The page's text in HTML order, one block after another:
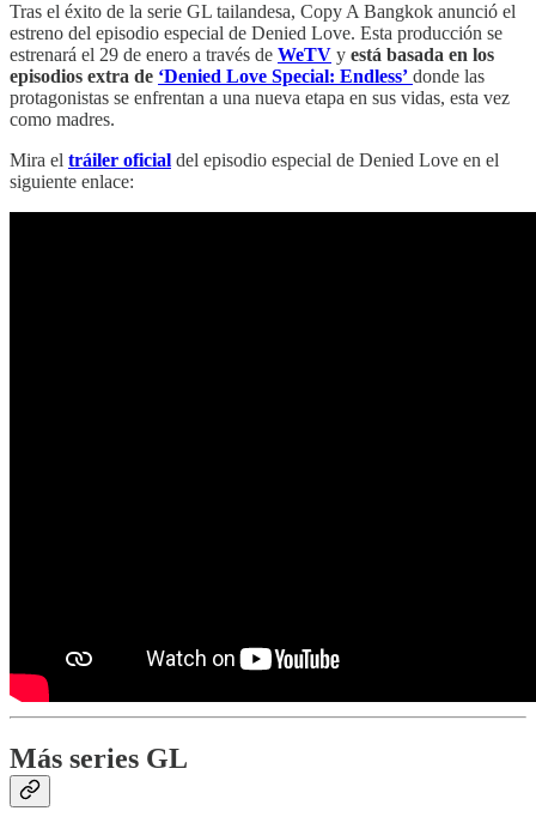
Tras el éxito de la serie GL tailandesa, Copy A Bangkok anunció el
estreno del episodio especial de Denied Love. Esta producción se
estrenará el 29 de enero a través de WeTV y está basada en los
episodios extra de ‘Denied Love Special: Endless’ donde las
protagonistas se enfrentan a una nueva etapa en sus vidas, esta vez
como madres.
Mira el tráiler oficial del episodio especial de Denied Love en el
siguiente enlace:
Más series GL